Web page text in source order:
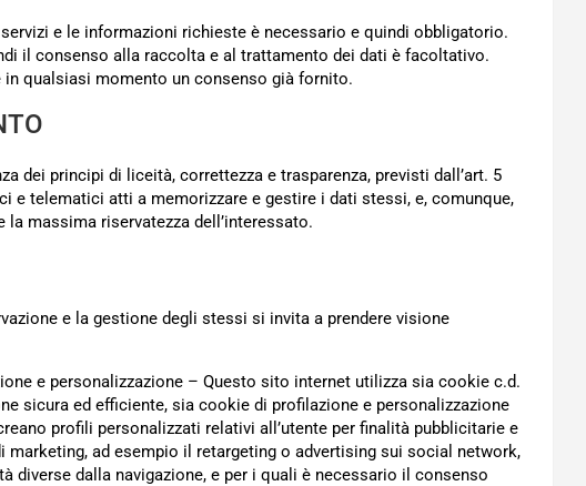
e le informazioni richieste è necessario e quindi obbligatorio.
il consenso alla raccolta e al trattamento dei dati è facoltativo.
in qualsiasi momento un consenso già fornito.
dei principi di liceità, correttezza e trasparenza, previsti dall’art. 5
e telematici atti a memorizzare e gestire i dati stessi, e, comunque,
massima riservatezza dell’interessato.
e la gestione degli stessi si invita a prendere visione
e personalizzazione – Questo sito internet utilizza sia cookie c.d.
sicura ed efficiente, sia cookie di profilazione e personalizzazione
profili personalizzati relativi all’utente per finalità pubblicitarie e
ad esempio il retargeting o advertising sui social network,
diverse dalla navigazione, e per i quali è necessario il consenso